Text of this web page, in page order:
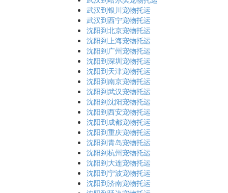
武汉到银川宠物托运
武汉到西宁宠物托运
沈阳到北京宠物托运
沈阳到上海宠物托运
沈阳到广州宠物托运
沈阳到深圳宠物托运
沈阳到天津宠物托运
沈阳到南京宠物托运
沈阳到武汉宠物托运
沈阳到沈阳宠物托运
沈阳到西安宠物托运
沈阳到成都宠物托运
沈阳到重庆宠物托运
沈阳到青岛宠物托运
沈阳到杭州宠物托运
沈阳到大连宠物托运
沈阳到宁波宠物托运
沈阳到济南宠物托运